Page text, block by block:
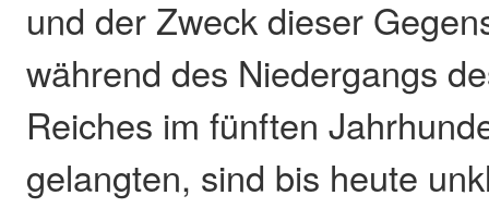
und der Zweck dieser
während des Niedergangs
Reiches im fünften
gelangten, sind bis heute